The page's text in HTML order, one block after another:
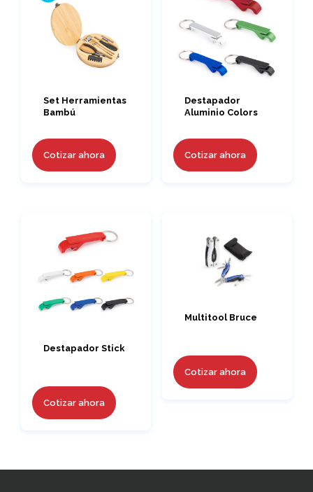
Set Herramientas
Bambú
Cotizar ahora
Destapador
Aluminio Colors
Cotizar ahora
Destapador Stick
Cotizar ahora
Multitool Bruce
Cotizar ahora